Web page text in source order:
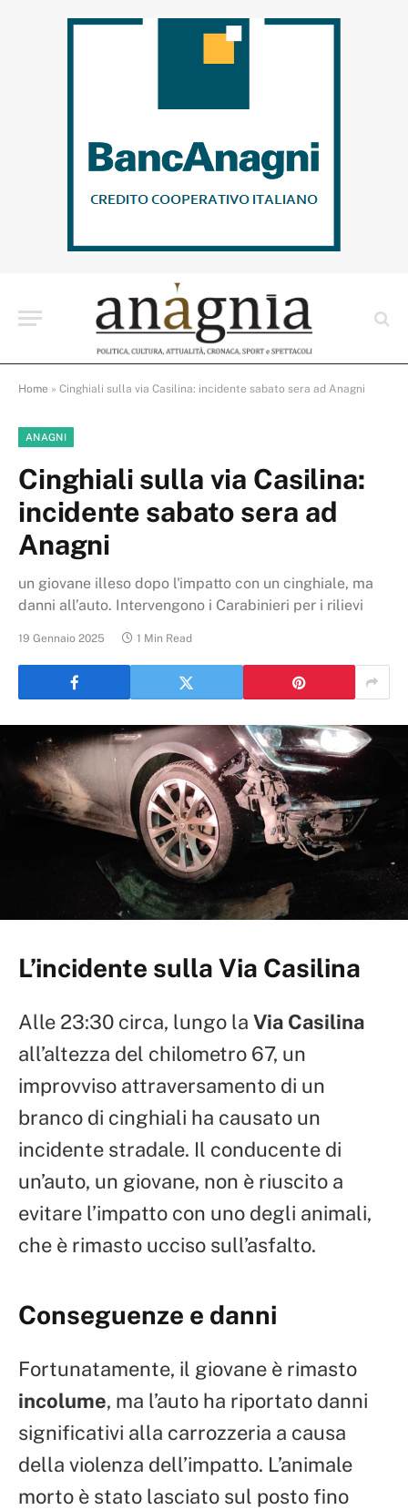
Home » Cinghiali sulla via Casilina: incidente sabato sera ad Anagni
ANAGNI
Cinghiali sulla via Casilina:
incidente sabato sera ad
Anagni
un giovane illeso dopo l'impatto con un cinghiale, ma
danni all’auto. Intervengono i Carabinieri per i rilievi
19 Gennaio 2025 1 Min Read
L’incidente sulla Via Casilina
Alle 23:30 circa, lungo la Via Casilina
all’altezza del chilometro 67, un
improvviso attraversamento di un
branco di cinghiali ha causato un
incidente stradale. Il conducente di
un’auto, un giovane, non è riuscito a
evitare l’impatto con uno degli animali,
che è rimasto ucciso sull’asfalto.
Conseguenze e danni
Fortunatamente, il giovane è rimasto
incolume, ma l’auto ha riportato danni
significativi alla carrozzeria a causa
della violenza dell’impatto. L’animale
morto è stato lasciato sul posto fino